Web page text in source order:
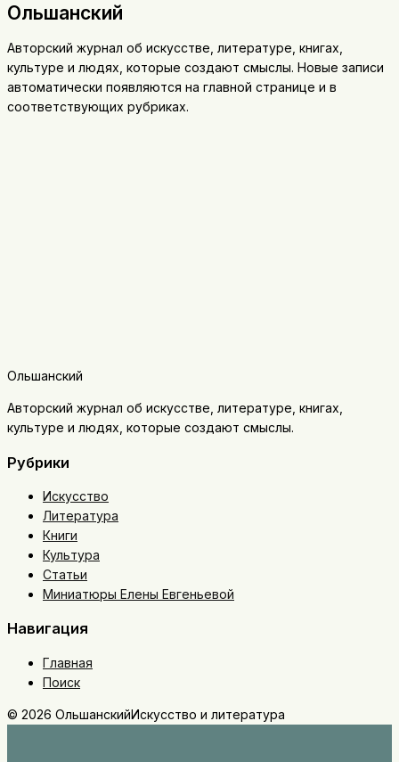
Ольшанский
Авторский журнал об искусстве, литературе, книгах,
культуре и людях, которые создают смыслы. Новые записи
автоматически появляются на главной странице и в
соответствующих рубриках.
Ольшанский
Авторский журнал об искусстве, литературе, книгах,
культуре и людях, которые создают смыслы.
Рубрики
Искусство
Литература
Книги
Культура
Статьи
Миниатюры Елены Евгеньевой
Навигация
Главная
Поиск
© 2026 ОльшанскийИскусство и литература